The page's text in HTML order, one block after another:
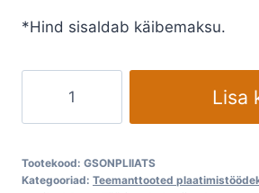
*Hind sisaldab käibemaksu.
kogus
Lisa
Tootekood: GSONPLIIATS
Kategooriad: Teemanttooted